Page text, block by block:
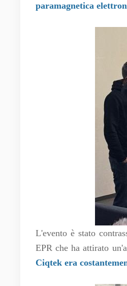
paramagnetica
L'evento è stato
EPR che ha attirato
Ciqtek era